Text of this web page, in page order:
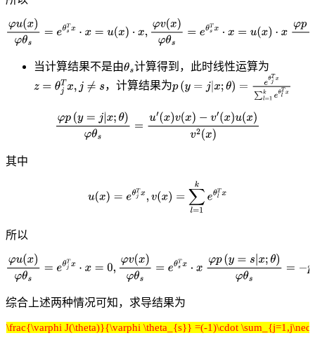
当计算结果不是由
计算得到，此时线性运算为
，计算结果为
其中
所以
综合上述两种情况可知，求导结果为
\frac{\varphi J(\theta)}{\varphi \theta_{s}} =(-1)\cdot